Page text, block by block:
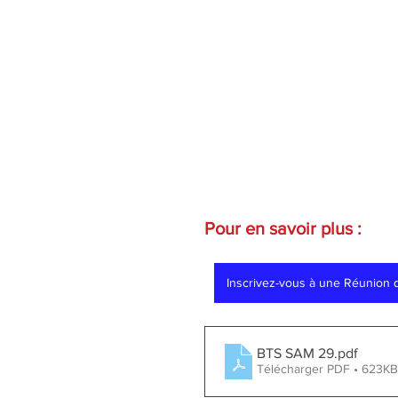
Pour en savoir plus :
Inscrivez-vous à une Réunion
BTS SAM 29.pdf
Télécharger PDF • 623KB